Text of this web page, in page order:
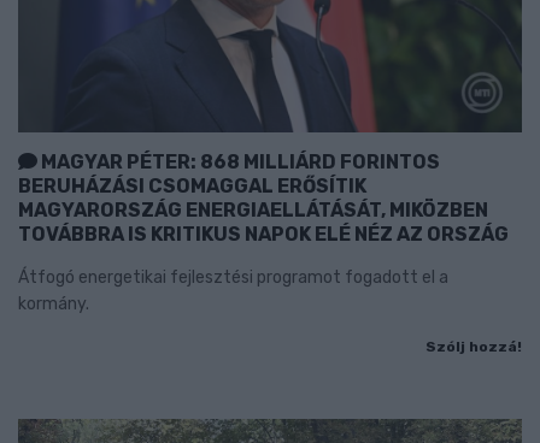
MAGYAR PÉTER: 868 MILLIÁRD FORINTOS
BERUHÁZÁSI CSOMAGGAL ERŐSÍTIK
MAGYARORSZÁG ENERGIAELLÁTÁSÁT, MIKÖZBEN
TOVÁBBRA IS KRITIKUS NAPOK ELÉ NÉZ AZ ORSZÁG
Átfogó energetikai fejlesztési programot fogadott el a
kormány.
Szólj hozzá!